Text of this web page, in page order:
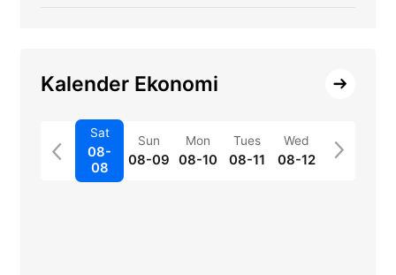
Kalender Ekonomi
Sat
08-
08
Sun
08-09
Mon
08-10
Tues
08-11
Wed
08-12